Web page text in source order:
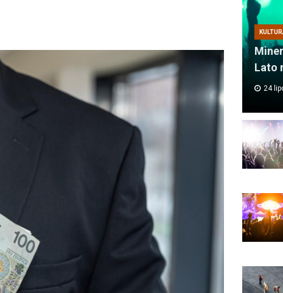
Lato
24